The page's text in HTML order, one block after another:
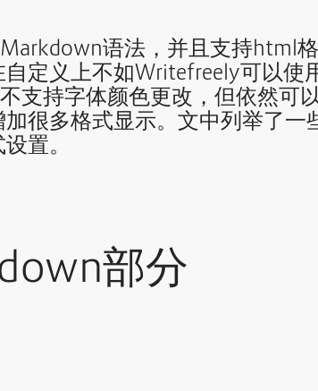
语法，并且支持html格
定义上不如Writefreely可以使
支持字体颜色更改，但依然可
很多格式显示。文中列举了一
置。
部分